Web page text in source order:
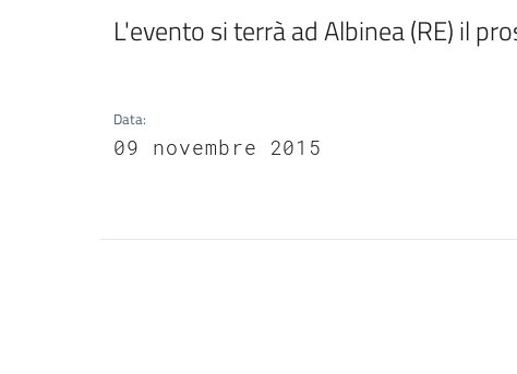
L'evento si terrà ad Albinea (RE) il
Data:
09 novembre 2015